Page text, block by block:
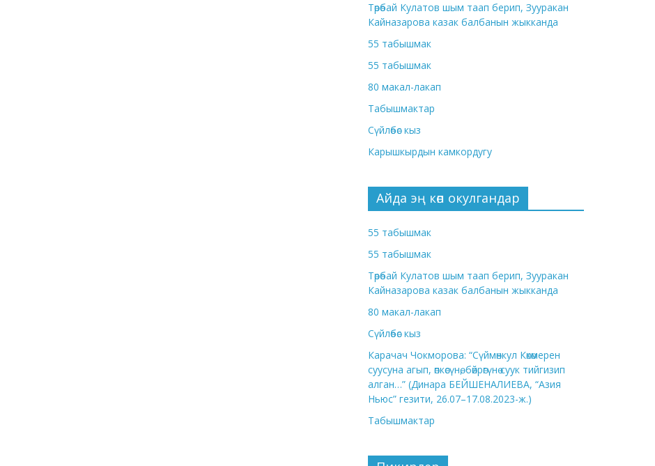
Төрөбай Кулатов шым таап берип, Зууракан
Кайназарова казак балбанын жыкканда
55 табышмак
55 табышмак
80 макал-лакап
Табышмактар
Сүйлөбөс кыз
Карышкырдын камкордугу
Айда эң көп окулгандар
55 табышмак
55 табышмак
Төрөбай Кулатов шым таап берип, Зууракан
Кайназарова казак балбанын жыкканда
80 макал-лакап
Сүйлөбөс кыз
Карачач Чокморова: “Сүймөнкул Көкөмерен
суусуна агып, өпкөсүнө, бөйрөгүнө суук тийгизип
алган…” (Динара БЕЙШЕНАЛИЕВА, “Азия
Ньюс” гезити, 26.07–17.08.2023-ж.)
Табышмактар